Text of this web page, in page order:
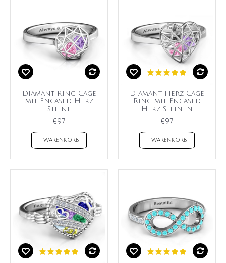
Diamant Ring Cage
mit Encased Herz
Steine
€97
+ WARENKORB
Diamant Herz Cage
Ring mit Encased
Herz Steinen
€97
+ WARENKORB